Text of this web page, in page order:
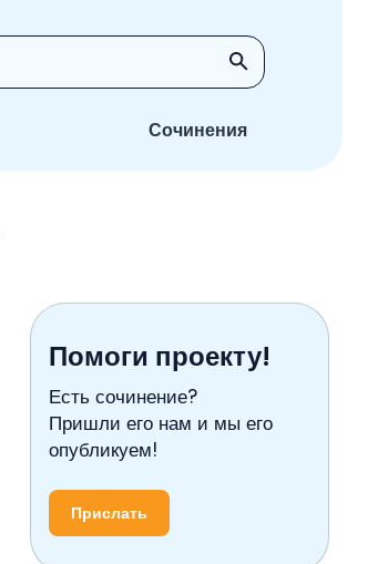
Сочинения
Помоги проекту!
Есть сочинение?
Пришли его нам и мы его
опубликуем!
Прислать